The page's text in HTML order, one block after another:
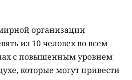
организации
из 10 человек во всем
с повышенным уровнем
которые могут привести